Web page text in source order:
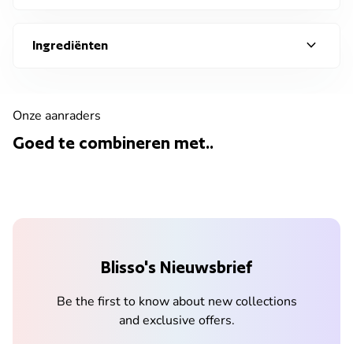
Ingrediënten expand_more
Onze aanraders
Goed te combineren met..
Blisso's Nieuwsbrief
Be the first to know about new collections
and exclusive offers.